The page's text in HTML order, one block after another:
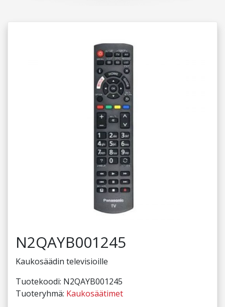
N2QAYB001245
Kaukosäädin televisioille
Tuotekoodi: N2QAYB001245
Tuoteryhmä: Kaukosäätimet